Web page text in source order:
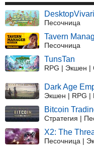
Песочница
Tavern
Песочница
TunsTan
RPG | Экшен |
Dark Age
Экшен | RPG |
Bitcoin
Стратегия |
X2: The
Песочница |